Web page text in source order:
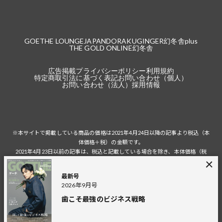
最新号
2026年9月号
歯こそ最強のビジネス戦略
GOETHE LOUNGE JAPANDORAKUGINGER幻冬舎plus
THE GOLD ONLINE幻冬舎
広告掲載プライバシーポリシー利用規約
特定商取引法に基づく表記お問い合わせ（個人）
お問い合わせ（法人）採用情報
※本サイトで掲載している商品の価格は2021年4月24日以降の記事より税込（本
体価格＋税）の金額です。
2021年4月23日以前の記事は、税込と記載している場合を除き、本体価格（税
税込の場合の税額は掲載当時の税率に準じます。